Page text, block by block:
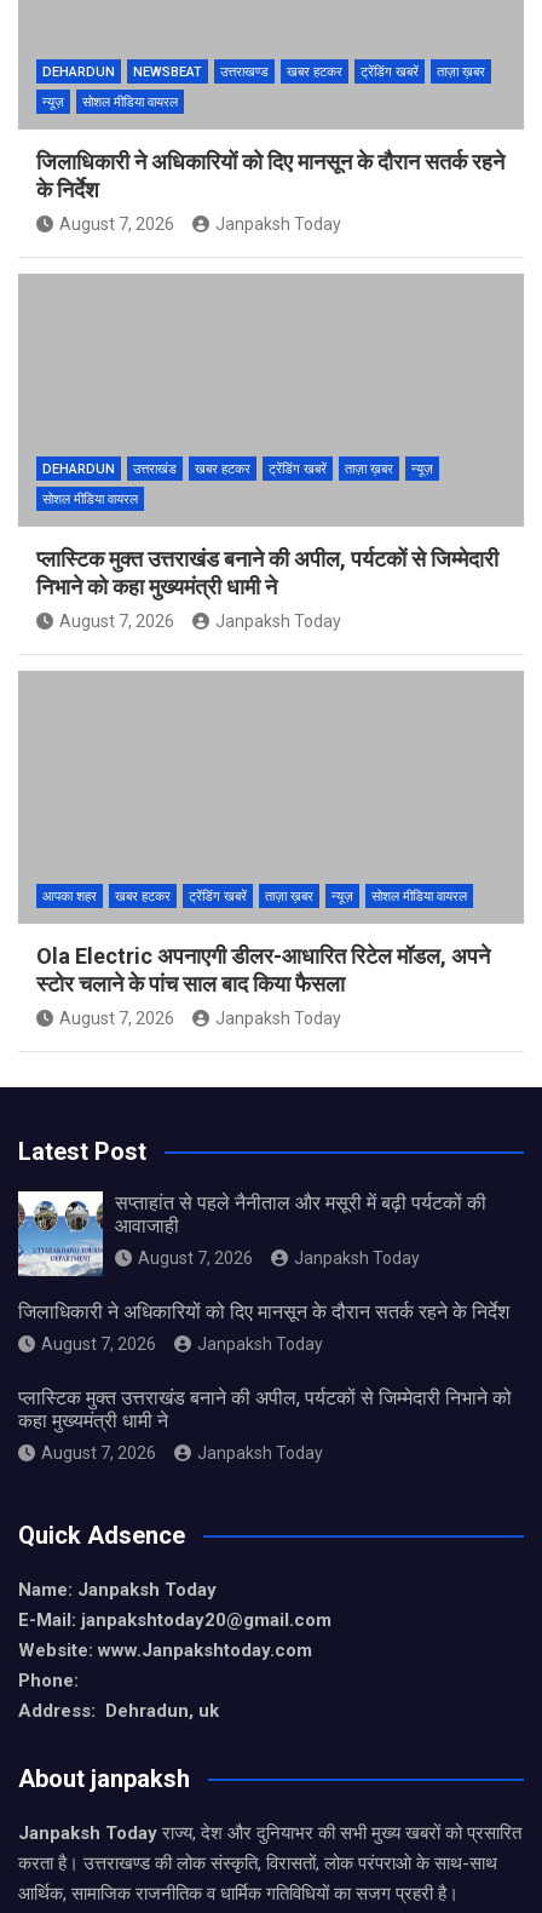
DEHARDUN NEWSBEAT उत्तराखण्ड खबर हटकर ट्रेंडिंग खबरें
ताज़ा ख़बर
न्यूज़
सोशल मीडिया वायरल
जिलाधिकारी ने अधिकारियों को दिए मानसून के दौरान सतर्क रहने
के निर्देश
August 7, 2026 Janpaksh Today
DEHARDUN उत्तराखंड खबर हटकर ट्रेंडिंग खबरें ताज़ा ख़बर
न्यूज़
सोशल मीडिया वायरल
प्लास्टिक मुक्त उत्तराखंड बनाने की अपील, पर्यटकों से जिम्मेदारी
निभाने को कहा मुख्यमंत्री धामी ने
August 7, 2026 Janpaksh Today
आपका शहर खबर हटकर ट्रेंडिंग खबरें ताज़ा ख़बर न्यूज़ सोशल मीडिया वायरल
Ola Electric अपनाएगी डीलर-आधारित रिटेल मॉडल, अपने
स्टोर चलाने के पांच साल बाद किया फैसला
August 7, 2026 Janpaksh Today
Latest Post
सप्ताहांत से पहले नैनीताल और मसूरी में बढ़ी पर्यटकों की
आवाजाही
August 7, 2026 Janpaksh Today
जिलाधिकारी ने अधिकारियों को दिए मानसून के दौरान सतर्क रहने के निर्देश
August 7, 2026 Janpaksh Today
प्लास्टिक मुक्त उत्तराखंड बनाने की अपील, पर्यटकों से जिम्मेदारी निभाने को
कहा मुख्यमंत्री धामी ने
August 7, 2026 Janpaksh Today
Quick Adsence
Name: Janpaksh Today
E-Mail: janpakshtoday20@gmail.com
Website: www.Janpakshtoday.com
Phone:
Address: Dehradun, uk
About janpaksh
Janpaksh Todayराज्य, देश और दुनियाभर की सभी मुख्य खबरों को प्रसारित
करता है। उत्तराखण्ड की लोक संस्कृति, विरासतों, लोक परंपराओ के साथ-साथ
आर्थिक, सामाजिक राजनीतिक व धार्मिक गतिविधियों का सजग प्रहरी है।